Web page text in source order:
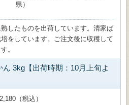
県）
したものを出荷しています。清家ば
をしています。ご注文後に収穫して
。
ん 3kg【出荷時期：10月上旬よ
（税込）